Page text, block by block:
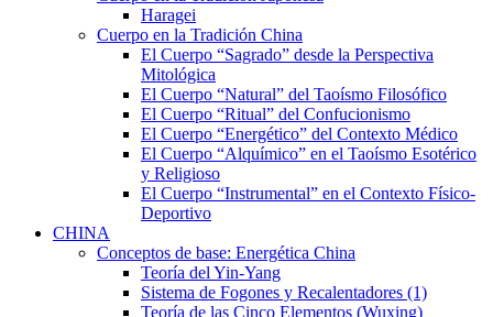
Haragei
Cuerpo en la Tradición China
El Cuerpo “Sagrado” desde la Perspectiva
Mitológica
El Cuerpo “Natural” del Taoísmo Filosófico
El Cuerpo “Ritual” del Confucionismo
El Cuerpo “Energético” del Contexto Médico
El Cuerpo “Alquímico” en el Taoísmo Esotérico
y Religioso
El Cuerpo “Instrumental” en el Contexto Físico-
Deportivo
CHINA
Conceptos de base: Energética China
Teoría del Yin-Yang
Sistema de Fogones y Recalentadores (1)
Teoría de las Cinco Elementos (Wuxing)